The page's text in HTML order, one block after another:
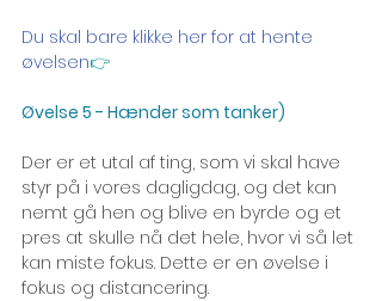
Du skal bare klikke her for at hente
øvelsen👉
Øvelse 5 - Hænder som tanker)
Der er et utal af ting, som vi skal have
styr på i vores dagligdag, og det kan
nemt gå hen og blive en byrde og et
pres at skulle nå det hele, hvor vi så let
kan miste fokus. Dette er en øvelse i
fokus og distancering.